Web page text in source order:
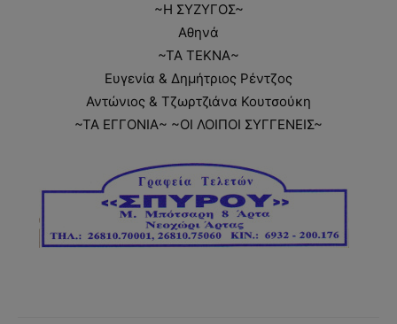
~Η ΣΥΖΥΓΟΣ~
Αθηνά
~ΤΑ ΤΕΚΝΑ~
Ευγενία & Δημήτριος Ρέντζος
Αντώνιος & Τζωρτζιάνα Κουτσούκη
~ΤΑ ΕΓΓΟΝΙΑ~ ~ΟΙ ΛΟΙΠΟΙ ΣΥΓΓΕΝΕΙΣ~